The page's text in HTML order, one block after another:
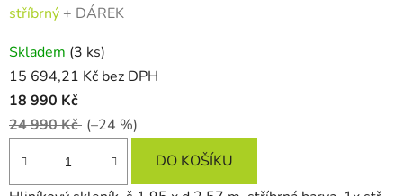
stříbrný + DÁREK
Skladem (3 ks)
15 694,21 Kč bez DPH
18 990 Kč
24 990 Kč (–24 %)
DO KOŠÍKU